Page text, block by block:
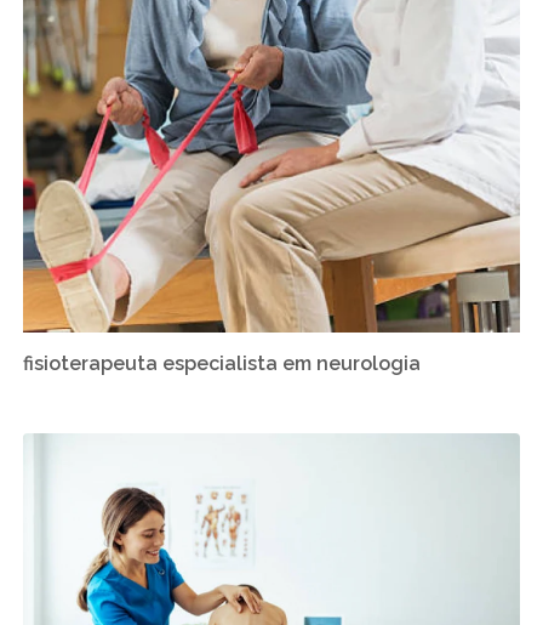
fisioterapeuta especialista em neurologia